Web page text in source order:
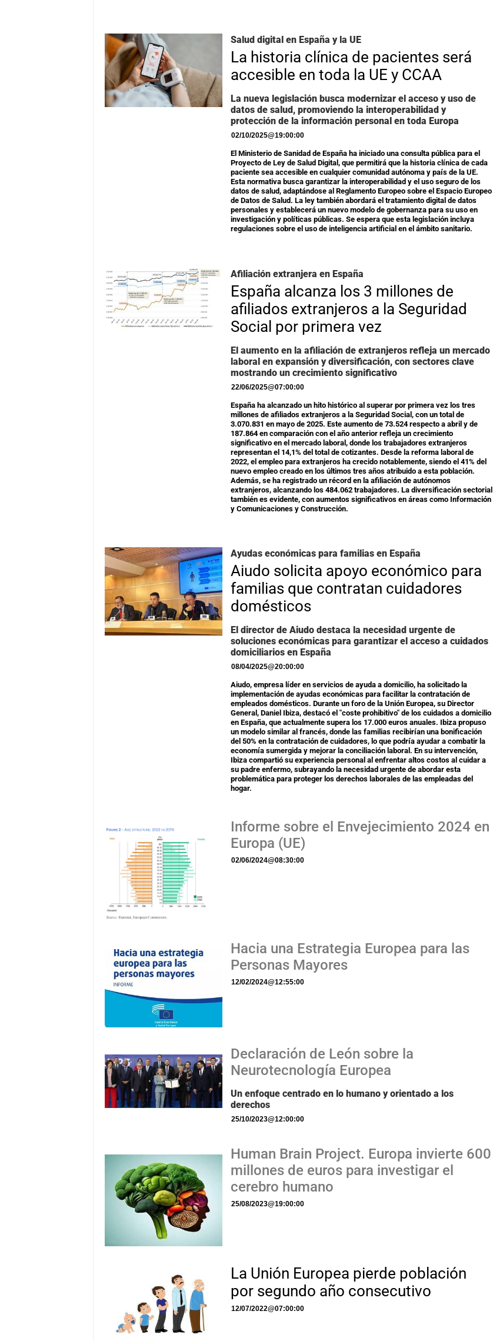
Salud digital en España y la UE
La historia clínica de pacientes será
accesible en toda la UE y CCAA
La nueva legislación busca modernizar el acceso y uso de
datos de salud, promoviendo la interoperabilidad y
protección de la información personal en toda Europa
02/10/2025@19:00:00
El Ministerio de Sanidad de España ha iniciado una consulta pública para el
Proyecto de Ley de Salud Digital, que permitirá que la historia clínica de cada
paciente sea accesible en cualquier comunidad autónoma y país de la UE.
Esta normativa busca garantizar la interoperabilidad y el uso seguro de los
datos de salud, adaptándose al Reglamento Europeo sobre el Espacio Europeo
de Datos de Salud. La ley también abordará el tratamiento digital de datos
personales y establecerá un nuevo modelo de gobernanza para su uso en
investigación y políticas públicas. Se espera que esta legislación incluya
regulaciones sobre el uso de inteligencia artificial en el ámbito sanitario.
Afiliación extranjera en España
España alcanza los 3 millones de
afiliados extranjeros a la Seguridad
Social por primera vez
El aumento en la afiliación de extranjeros refleja un mercado
laboral en expansión y diversificación, con sectores clave
mostrando un crecimiento significativo
22/06/2025@07:00:00
España ha alcanzado un hito histórico al superar por primera vez los tres
millones de afiliados extranjeros a la Seguridad Social, con un total de
3.070.831 en mayo de 2025. Este aumento de 73.524 respecto a abril y de
187.864 en comparación con el año anterior refleja un crecimiento
significativo en el mercado laboral, donde los trabajadores extranjeros
representan el 14,1% del total de cotizantes. Desde la reforma laboral de
2022, el empleo para extranjeros ha crecido notablemente, siendo el 41% del
nuevo empleo creado en los últimos tres años atribuido a esta población.
Además, se ha registrado un récord en la afiliación de autónomos
extranjeros, alcanzando los 484.062 trabajadores. La diversificación sectorial
también es evidente, con aumentos significativos en áreas como Información
y Comunicaciones y Construcción.
Ayudas económicas para familias en España
Aiudo solicita apoyo económico para
familias que contratan cuidadores
domésticos
El director de Aiudo destaca la necesidad urgente de
soluciones económicas para garantizar el acceso a cuidados
domiciliarios en España
08/04/2025@20:00:00
Aiudo, empresa líder en servicios de ayuda a domicilio, ha solicitado la
implementación de ayudas económicas para facilitar la contratación de
empleados domésticos. Durante un foro de la Unión Europea, su Director
General, Daniel Ibiza, destacó el "coste prohibitivo" de los cuidados a domicilio
en España, que actualmente supera los 17.000 euros anuales. Ibiza propuso
un modelo similar al francés, donde las familias recibirían una bonificación
del 50% en la contratación de cuidadores, lo que podría ayudar a combatir la
economía sumergida y mejorar la conciliación laboral. En su intervención,
Ibiza compartió su experiencia personal al enfrentar altos costos al cuidar a
su padre enfermo, subrayando la necesidad urgente de abordar esta
problemática para proteger los derechos laborales de las empleadas del
hogar.
Informe sobre el Envejecimiento 2024 en
Europa (UE)
02/06/2024@08:30:00
Hacia una Estrategia Europea para las
Personas Mayores
12/02/2024@12:55:00
Declaración de León sobre la
Neurotecnología Europea
Un enfoque centrado en lo humano y orientado a los
derechos
25/10/2023@12:00:00
Human Brain Project. Europa invierte 600
millones de euros para investigar el
cerebro humano
25/08/2023@19:00:00
La Unión Europea pierde población
por segundo año consecutivo
12/07/2022@07:00:00